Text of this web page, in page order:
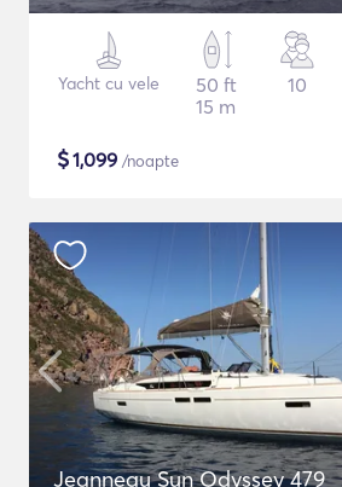
Yacht cu vele
50 ft
15 m
10
$1,099 /noapte
Jeanneau Sun Odyssey 479